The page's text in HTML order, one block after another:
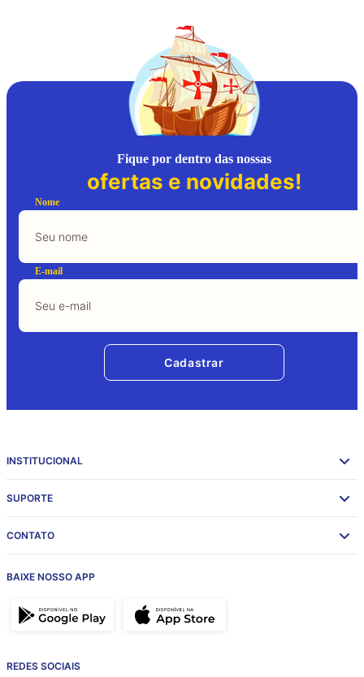
Fique por dentro das nossas
ofertas e novidades!
Nome
E-mail
Cadastrar
INSTITUCIONAL
SUPORTE
CONTATO
BAIXE NOSSO APP
REDES SOCIAIS